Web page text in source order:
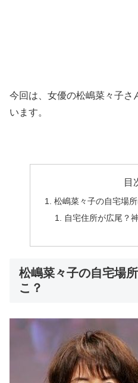
今回は、女優の松嶋菜々子さ
います。
目
松嶋菜々子の自宅場
自宅住所が広尾？
松嶋菜々子の自宅場
こ？